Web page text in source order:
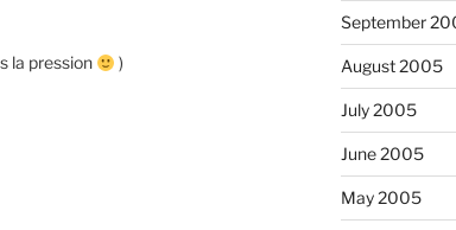
la pression )
September
August 2005
July 2005
June 2005
May 2005